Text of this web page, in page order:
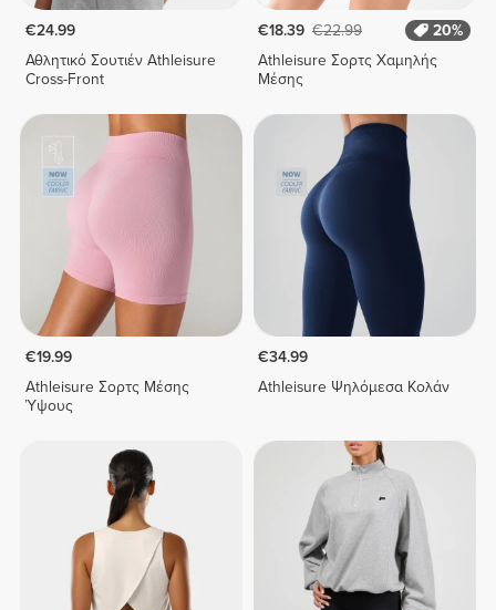
€24.99
Αθλητικό Σουτιέν Athleisure
Cross-Front
€18.39 €22.99
20%
Athleisure Σορτς Χαμηλής
Μέσης
€19.99
Athleisure Σορτς Μέσης
Ύψους
€34.99
Athleisure Ψηλόμεσα Κολάν